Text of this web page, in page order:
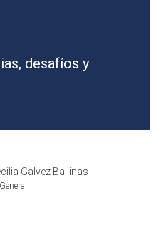
desafíos y
Galvez Ballinas